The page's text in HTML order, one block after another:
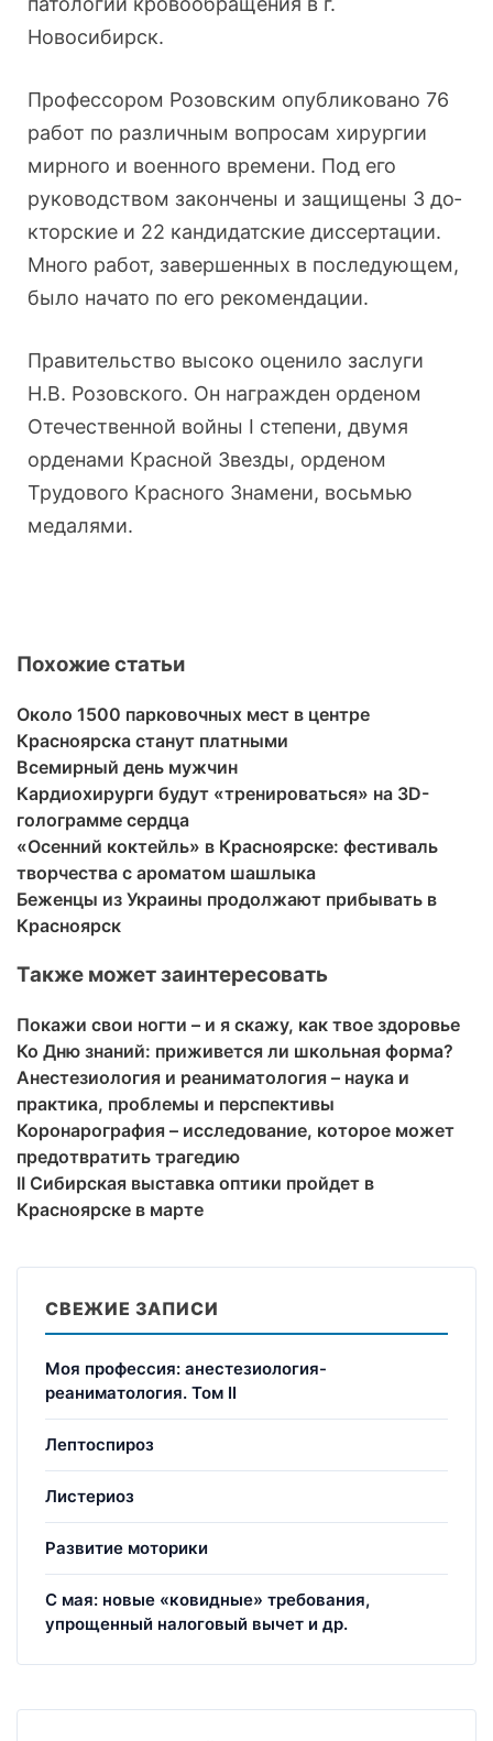
Новосибирск.
Профессором Розовским опубликовано 76
работ по различным вопросам хирургии
мирного и военного вре­мени. Под его
руководством закончены и защищены 3 до­
кторские и 22 кандидатские диссертации.
Много работ, завершенных в последующем,
было начато по его реко­мендации.
Правительство высоко оценило заслуги
Н.В. Розовско­го. Он награжден орденом
Отечественной войны I степе­ни, двумя
орденами Красной Звезды, орденом
Трудового Красного Знамени, восьмью
медалями.
Похожие статьи
Около 1500 парковочных мест в центре
Красноярска станут платными
Всемирный день мужчин
Кардиохирурги будут «тренироваться» на 3D-
голограмме сердца
«Осенний коктейль» в Красноярске: фестиваль
творчества с ароматом шашлыка
Беженцы из Украины продолжают прибывать в
Красноярск
Также может заинтересовать
Покажи свои ногти – и я скажу, как твое здоровье
Ко Дню знаний: приживется ли школьная форма?
Анестезиология и реаниматология – наука и
практика, проблемы и перспективы
Коронарография – исследование, которое может
предотвратить трагедию
II Сибирская выставка оптики пройдет в
Красноярске в марте
СВЕЖИЕ ЗАПИСИ
Моя профессия: анестезиология-
реаниматология. Том II
Лептоспироз
Листериоз
Развитие моторики
С мая: новые «ковидные» требования,
упрощенный налоговый вычет и др.